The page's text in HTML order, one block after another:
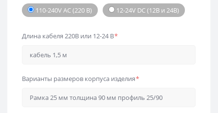
110-240V AC (220 В)
12-24V DC (12В и 24В)
Длина кабеля 220В или 12-24 В*
Варианты размеров корпуса изделия*